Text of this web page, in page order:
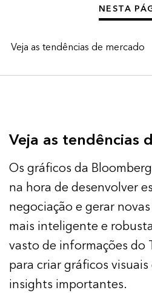
NESTA
Veja as tendências de mercado
Veja as tendências
Os gráficos da
na hora de desenvolver
negociação e gerar
mais inteligente e
vasto de informações do
para criar gráficos
insights importantes.